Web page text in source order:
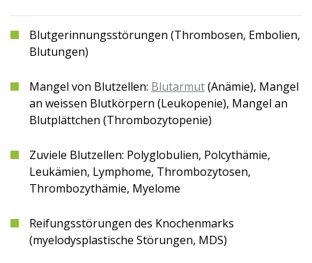
Blutgerinnungsstörungen (Thrombosen, Embolien,
Blutungen)
Mangel von Blutzellen: Blutarmut(Anämie), Mangel
an weissen Blutkörpern (Leukopenie), Mangel an
Blutplättchen (Thrombozytopenie)
Zuviele Blutzellen: Polyglobulien, Polcythämie,
Leukämien, Lymphome, Thrombozytosen,
Thrombozythämie, Myelome
Reifungsstörungen des Knochenmarks
(myelodysplastische Störungen, MDS)